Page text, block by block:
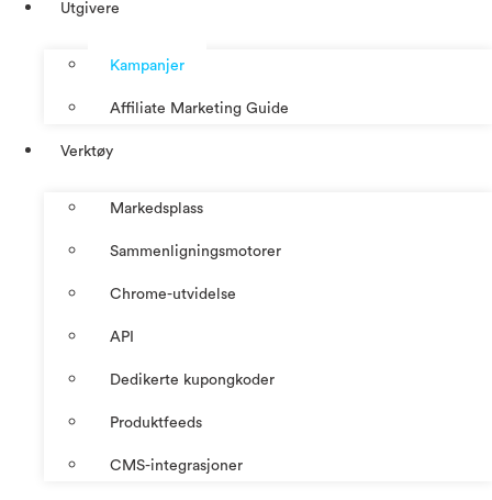
Utgivere
Kampanjer
Affiliate Marketing Guide
Verktøy
Markedsplass
Sammenligningsmotorer
Chrome-utvidelse
API
Dedikerte kupongkoder
Produktfeeds
CMS-integrasjoner